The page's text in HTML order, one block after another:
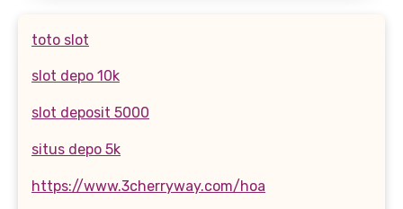
toto slot
slot depo 10k
slot deposit 5000
situs depo 5k
https://www.3cherryway.com/hoa